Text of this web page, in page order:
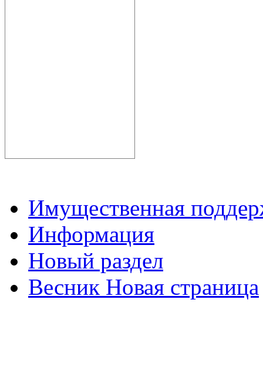
Имущественная
Информация
Новый раздел
Весник Новая страница